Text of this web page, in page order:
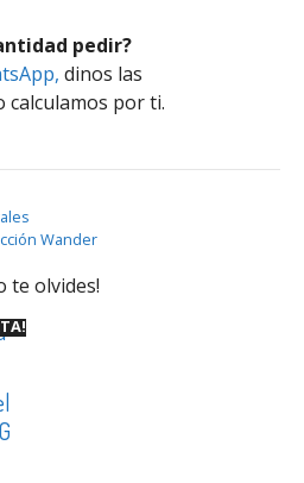
pedir?
dinos las
calculamos por ti.
Wander
te olvides!